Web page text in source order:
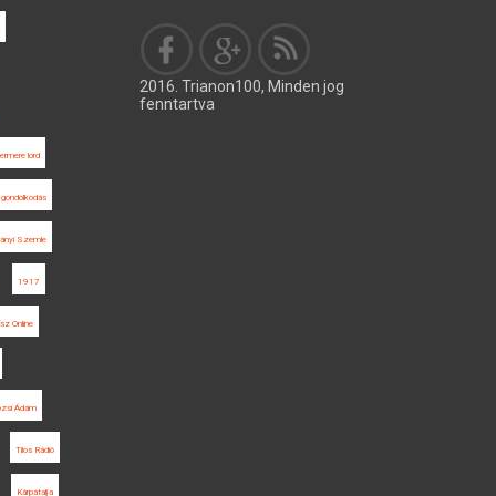
lord
gondolkodás
Szemle
1917
Online
Ádám
Tilos Rádió
Kárpátalja
2016. Trianon100, Minden jog
fenntartva